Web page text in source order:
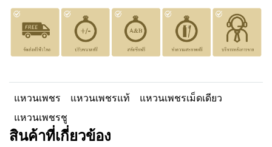
แหวนเพชร แหวนเพชรแท้
แหวนเพชรเม็ดเดียว
แหวนเพชรชู
สินค้าที่เกี่ยวข้อง